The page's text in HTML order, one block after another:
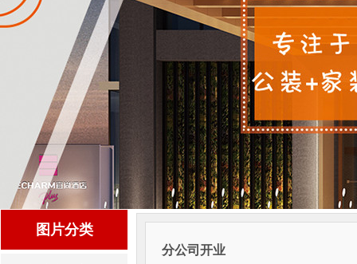
分公司开业
图片分类